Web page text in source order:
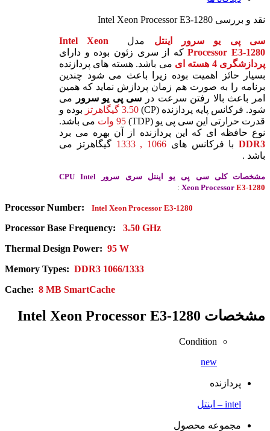
نقد و بررسی
سی پی یو سرور اینتل مدل
Intel Xeon
Processor E3-1280 که از سری زئون بوده و دارای
پردازشگری 4 هسته ای
می باشد. هسته های پردازنده
بسیار حائز اهمیت بوده زیرا باعث می شود چندین
برنامه را به صورت هم زمان پردازش نماید که همین
امر باعث بالا رفتن سرعت در سی پی یو سرور
می
شود. فرکانس پایه پردازنده (CP)
3.50 گیگاهرتز
بوده و
قدرت حرارتی این سی پی یو (TDP)
95 وات
می باشد.
نوع حافظه ای که این پردازنده از آن بهره می برد
DDR3 با فرکانس های 1066 , 1333
گیگاهرتز می
باشد .
مشخصات کلی سی پی یو اینتل
سری سرور CPU Intel
Xeon Processor E3-1280
:
Processor Number: Intel Xeon Processor E3-1280
Processor Base Frequency:
3.50 GHz
Thermal Design Power: 95 W
Memory Types: DDR3 1066/1333
Cache: 8 MB SmartCache
مشخصات Intel Xeon Processor E3-1280
Condition
new
پردازنده
intel – اینتل
مجموعه محصول